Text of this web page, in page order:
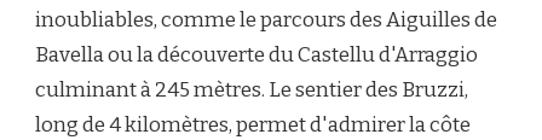
inoubliables, comme le parcours des Aiguilles de
Bavella ou la découverte du Castellu d'Arraggio
culminant à 245 mètres. Le sentier des Bruzzi,
long de 4 kilomètres, permet d'admirer la côte